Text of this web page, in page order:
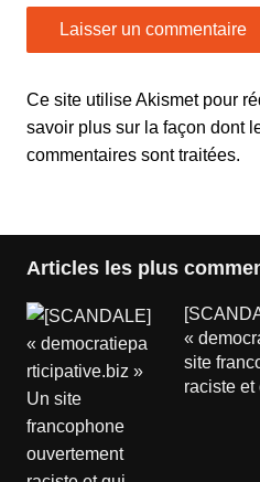
Ce site utilise Akismet pour
savoir plus sur la façon dont
commentaires sont traitées.
Articles les plus
«
site
raciste et